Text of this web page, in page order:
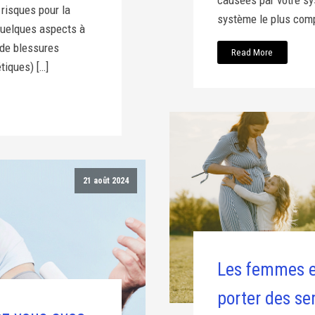
pour la
aspects à
blessures
[…]
21 août 2024
système le plus
Read More
Les femmes
porter des